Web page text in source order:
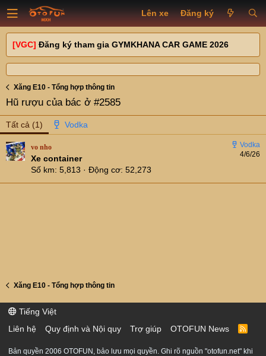
Lên xe Đăng ký
[VGC] Đăng ký tham gia GYMKHANA CAR GAME 2026
Xăng E10 - Tổng hợp thông tin
Hũ rượu của bác ở #2585
Tất cả (1)
4/6/26
vo nho
Xe container
Số km 5,813 Động cơ 52,273
Xăng E10 - Tổng hợp thông tin
Tiếng Việt
Liên hệ
Quy định và Nội quy Trợ giúp OTOFUN News
R
S
Bản quyền 2006 OTOFUN, bảo lưu mọi quyền. Ghi rõ nguồn "otofun.net" khi